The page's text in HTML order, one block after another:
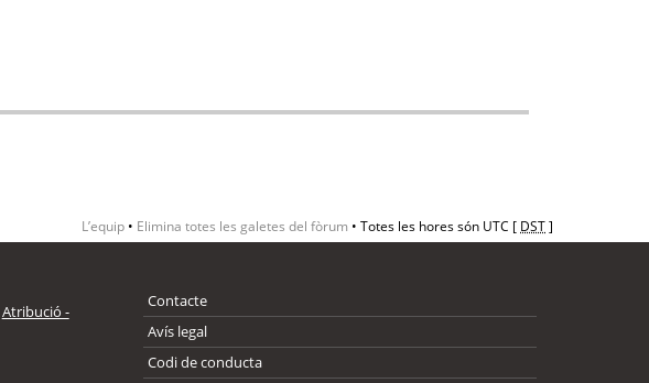
L’equip • Elimina totes les galetes del fòrum • Totes les hores són UTC [ DST]
Atribució -
Contacte
Avís legal
Codi de conducta